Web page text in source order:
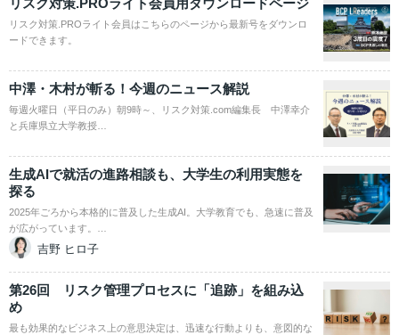
リスク対策.PROライト会員用ダウンロードページ
リスク対策.PROライト会員はこちらのページから最新号をダウンロ
ードできます。
中澤・木村が斬る！今週のニュース解説
毎週火曜日（平日のみ）朝9時～、リスク対策.com編集長 中澤幸介
と兵庫県立大学教授…
生成AIで就活の進路相談も、大学生の利用実態を
探る
2025年ごろから本格的に普及した生成AI。大学教育でも、急速に普及
が広がっています。…
吉野 ヒロ子
第26回 リスク管理プロセスに「追跡」を組み込
め
最も効果的なビジネス上の意思決定は、迅速な行動よりも、意図的な